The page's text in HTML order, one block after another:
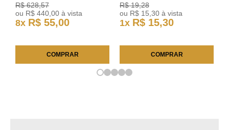
R$ 628,57
ou R$ 440 00 à vista
8x R$ 55,00
COMPRAR
25FC0225 ACDelco
R$ 19,28
ou R$ 15 30 à vista
1x R$ 15,30
COMPRAR